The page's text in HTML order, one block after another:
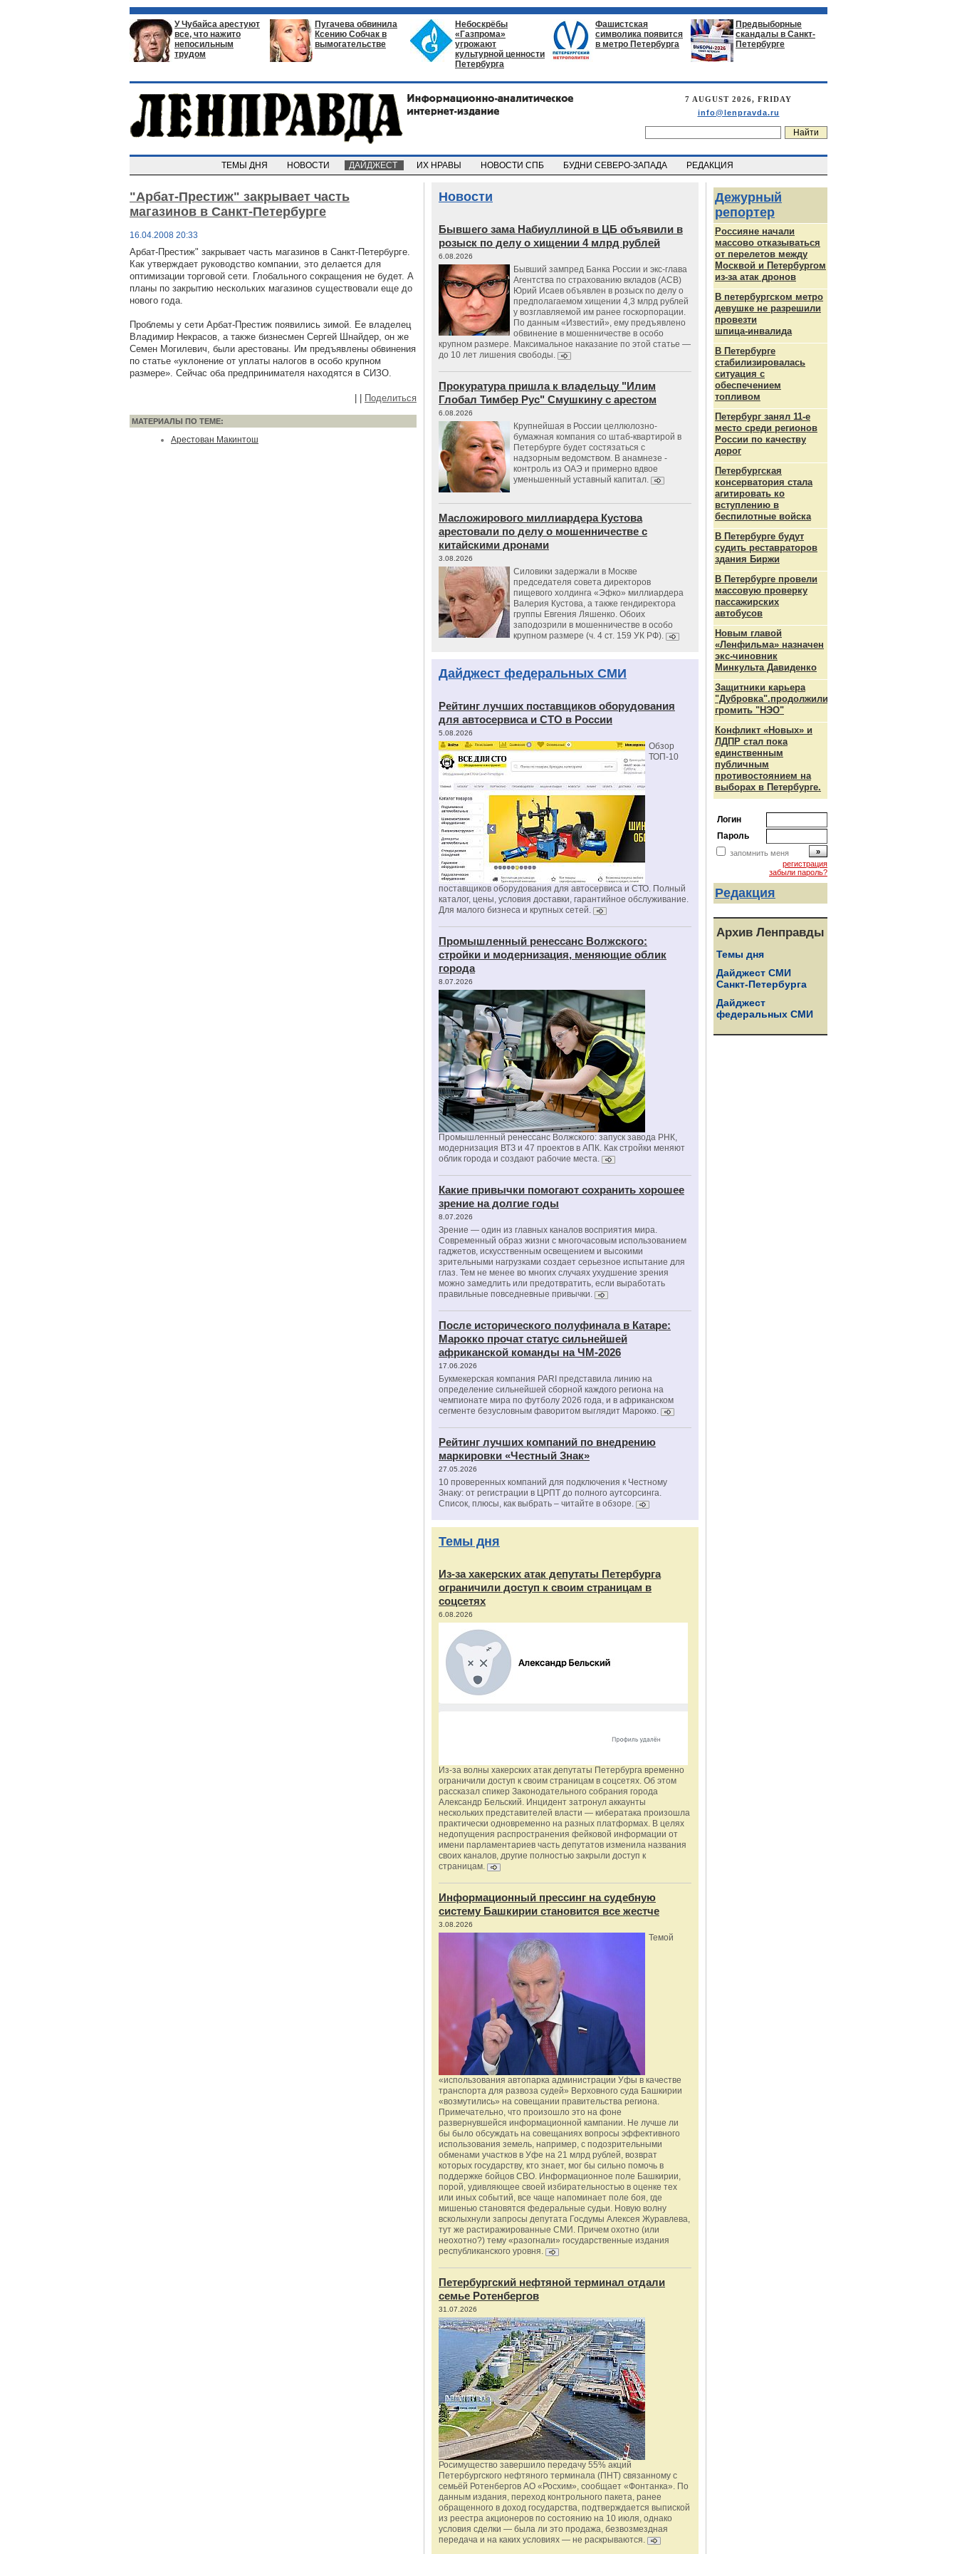
У Чубайса арестуют
все, что нажито
непосильным
трудом
Пугачева обвинила
Ксению Собчак в
вымогательстве
Небоскрёбы
«Газпрома»
угрожают
культурной ценности
Петербурга
Фашистская
символика появится
в метро Петербурга
Предвыборные
скандалы в Санкт-
Петербурге
7 AUGUST 2026, FRIDAY
info@lenpravda.ru
ТЕМЫ ДНЯ НОВОСТИ ДАЙДЖЕСТ ИХ НРАВЫ НОВОСТИ СПБ БУДНИ СЕВЕРО-ЗАПАДА РЕДАКЦИЯ
"Арбат-Престиж" закрывает часть
магазинов в Санкт-Петербурге
16.04.2008 20:33
Арбат-Престиж" закрывает часть магазинов в Санкт-Петербурге.
Как утверждает руководство компании, это делается для
оптимизации торговой сети. Глобального сокращения не будет. А
планы по закрытию нескольких магазинов существовали еще до
нового года.
Проблемы у сети Арбат-Престиж появились зимой. Ее владелец
Владимир Некрасов, а также бизнесмен Сергей Шнайдер, он же
Семен Могилевич, были арестованы. Им предъявлены обвинения
по статье «уклонение от уплаты налогов в особо крупном
размере». Сейчас оба предпринимателя находятся в СИЗО.
Поделиться
МАТЕРИАЛЫ ПО ТЕМЕ:
Арестован Макинтош
Новости
Бывшего зама Набиуллиной в ЦБ объявили в
розыск по делу о хищении 4 млрд рублей
6.08.2026
Бывший зампред Банка России и экс-глава
Агентства по страхованию вкладов (АСВ)
Юрий Исаев объявлен в розыск по делу о
предполагаемом хищении 4,3 млрд рублей
у возглавляемой им ранее госкорпорации.
По данным «Известий», ему предъявлено
обвинение в мошенничестве в особо
крупном размере. Максимальное наказание по этой статье —
до 10 лет лишения свободы.
Прокуратура пришла к владельцу "Илим
Глобал Тимбер Рус" Смушкину с арестом
6.08.2026
Крупнейшая в России целлюлозно-
бумажная компания со штаб-квартирой в
Петербурге будет состязаться с
надзорным ведомством. В анамнезе -
контроль из ОАЭ и примерно вдвое
уменьшенный уставный капитал.
Масложирового миллиардера Кустова
арестовали по делу о мошенничестве с
китайскими дронами
3.08.2026
Силовики задержали в Москве
председателя совета директоров
пищевого холдинга «Эфко» миллиардера
Валерия Кустова, а также гендиректора
группы Евгения Ляшенко. Обоих
заподозрили в мошенничестве в особо
крупном размере (ч. 4 ст. 159 УК РФ).
Дайджест федеральных СМИ
Рейтинг лучших поставщиков оборудования
для автосервиса и СТО в России
5.08.2026
Обзор
ТОП-10
поставщиков оборудования для автосервиса и СТО. Полный
каталог, цены, условия доставки, гарантийное обслуживание.
Для малого бизнеса и крупных сетей.
Промышленный ренессанс Волжского:
стройки и модернизация, меняющие облик
города
8.07.2026
Промышленный ренессанс Волжского: запуск завода РНК,
модернизация ВТЗ и 47 проектов в АПК. Как стройки меняют
облик города и создают рабочие места.
Какие привычки помогают сохранить хорошее
зрение на долгие годы
8.07.2026
Зрение — один из главных каналов восприятия мира.
Современный образ жизни с многочасовым использованием
гаджетов, искусственным освещением и высокими
зрительными нагрузками создает серьезное испытание для
глаз. Тем не менее во многих случаях ухудшение зрения
можно замедлить или предотвратить, если выработать
правильные повседневные привычки.
После исторического полуфинала в Катаре:
Марокко прочат статус сильнейшей
африканской команды на ЧМ-2026
17.06.2026
Букмекерская компания PARI представила линию на
определение сильнейшей сборной каждого региона на
чемпионате мира по футболу 2026 года, и в африканском
сегменте безусловным фаворитом выглядит Марокко.
Рейтинг лучших компаний по внедрению
маркировки «Честный Знак»
27.05.2026
10 проверенных компаний для подключения к Честному
Знаку: от регистрации в ЦРПТ до полного аутсорсинга.
Список, плюсы, как выбрать – читайте в обзоре.
Темы дня
Из‑за хакерских атак депутаты Петербурга
ограничили доступ к своим страницам в
соцсетях
6.08.2026
Из‑за волны хакерских атак депутаты Петербурга временно
ограничили доступ к своим страницам в соцсетях. Об этом
рассказал спикер Законодательного собрания города
Александр Бельский. Инцидент затронул аккаунты
нескольких представителей власти — кибератака произошла
практически одновременно на разных платформах. В целях
недопущения распространения фейковой информации от
имени парламентариев часть депутатов изменила названия
своих каналов, другие полностью закрыли доступ к
страницам.
Информационный прессинг на судебную
систему Башкирии становится все жестче
3.08.2026
Темой
«использования автопарка администрации Уфы в качестве
транспорта для развоза судей» Верховного суда Башкирии
«возмутились» на совещании правительства региона.
Примечательно, что произошло это на фоне
развернувшейся информационной кампании. Не лучше ли
бы было обсуждать на совещаниях вопросы эффективного
использования земель, например, с подозрительными
обменами участков в Уфе на 21 млрд рублей, возврат
которых государству, кто знает, мог бы сильно помочь в
поддержке бойцов СВО. Информационное поле Башкирии,
порой, удивляющее своей избирательностью в оценке тех
или иных событий, все чаще напоминает поле боя, где
мишенью становятся федеральные судьи. Новую волну
всколыхнули запросы депутата Госдумы Алексея Журавлева,
тут же растиражированные СМИ. Причем охотно (или
неохотно?) тему «разогнали» государственные издания
республиканского уровня.
Петербургский нефтяной терминал отдали
семье Ротенбергов
31.07.2026
Росимущество завершило передачу 55% акций
Петербургского нефтяного терминала (ПНТ) связанному с
семьёй Ротенбергов АО «Росхим», сообщает «Фонтанка». По
данным издания, переход контрольного пакета, ранее
обращенного в доход государства, подтверждается выпиской
из реестра акционеров по состоянию на 10 июля, однако
условия сделки — была ли это продажа, безвозмездная
передача и на каких условиях — не раскрываются.
Дежурный
репортер
Россияне начали
массово отказываться
от перелетов между
Москвой и Петербургом
из-за атак дронов
В петербургском метро
девушке не разрешили
провезти
шпица‑инвалида
В Петербурге
стабилизировалась
ситуация с
обеспечением
топливом
Петербург занял 11-е
место среди регионов
России по качеству
дорог
Петербургская
консерватория стала
агитировать ко
вступлению в
беспилотные войска
В Петербурге будут
судить реставраторов
здания Биржи
В Петербурге провели
массовую проверку
пассажирских
автобусов
Новым главой
«Ленфильма» назначен
экс-чиновник
Минкульта Давиденко
Защитники карьера
"Дубровка".продолжили
громить "НЭО"
Конфликт «Новых» и
ЛДПР стал пока
единственным
публичным
противостоянием на
выборах в Петербурге.
Логин
Пароль
запомнить меня
регистрация
забыли пароль?
Редакция
Архив Ленправды
Темы дня
Дайджест СМИ
Санкт-Петербурга
Дайджест
федеральных СМИ